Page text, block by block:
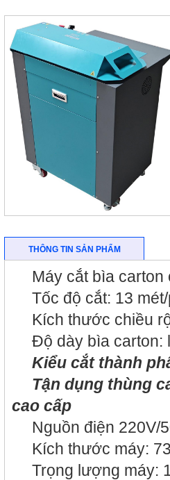
THÔNG TIN SẢN PHẨM
Máy cắt bìa
Tốc độ cắt: 13
Kích thước chiều
Độ dày bìa carton:
Kiểu cắt thành
Tận dụng thùng
cao cấp
Nguồn điện 220V/
Kích thước máy:
Trọng lượng máy: